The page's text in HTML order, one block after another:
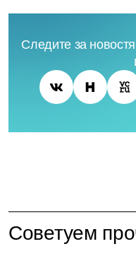
Следите за
Советуем